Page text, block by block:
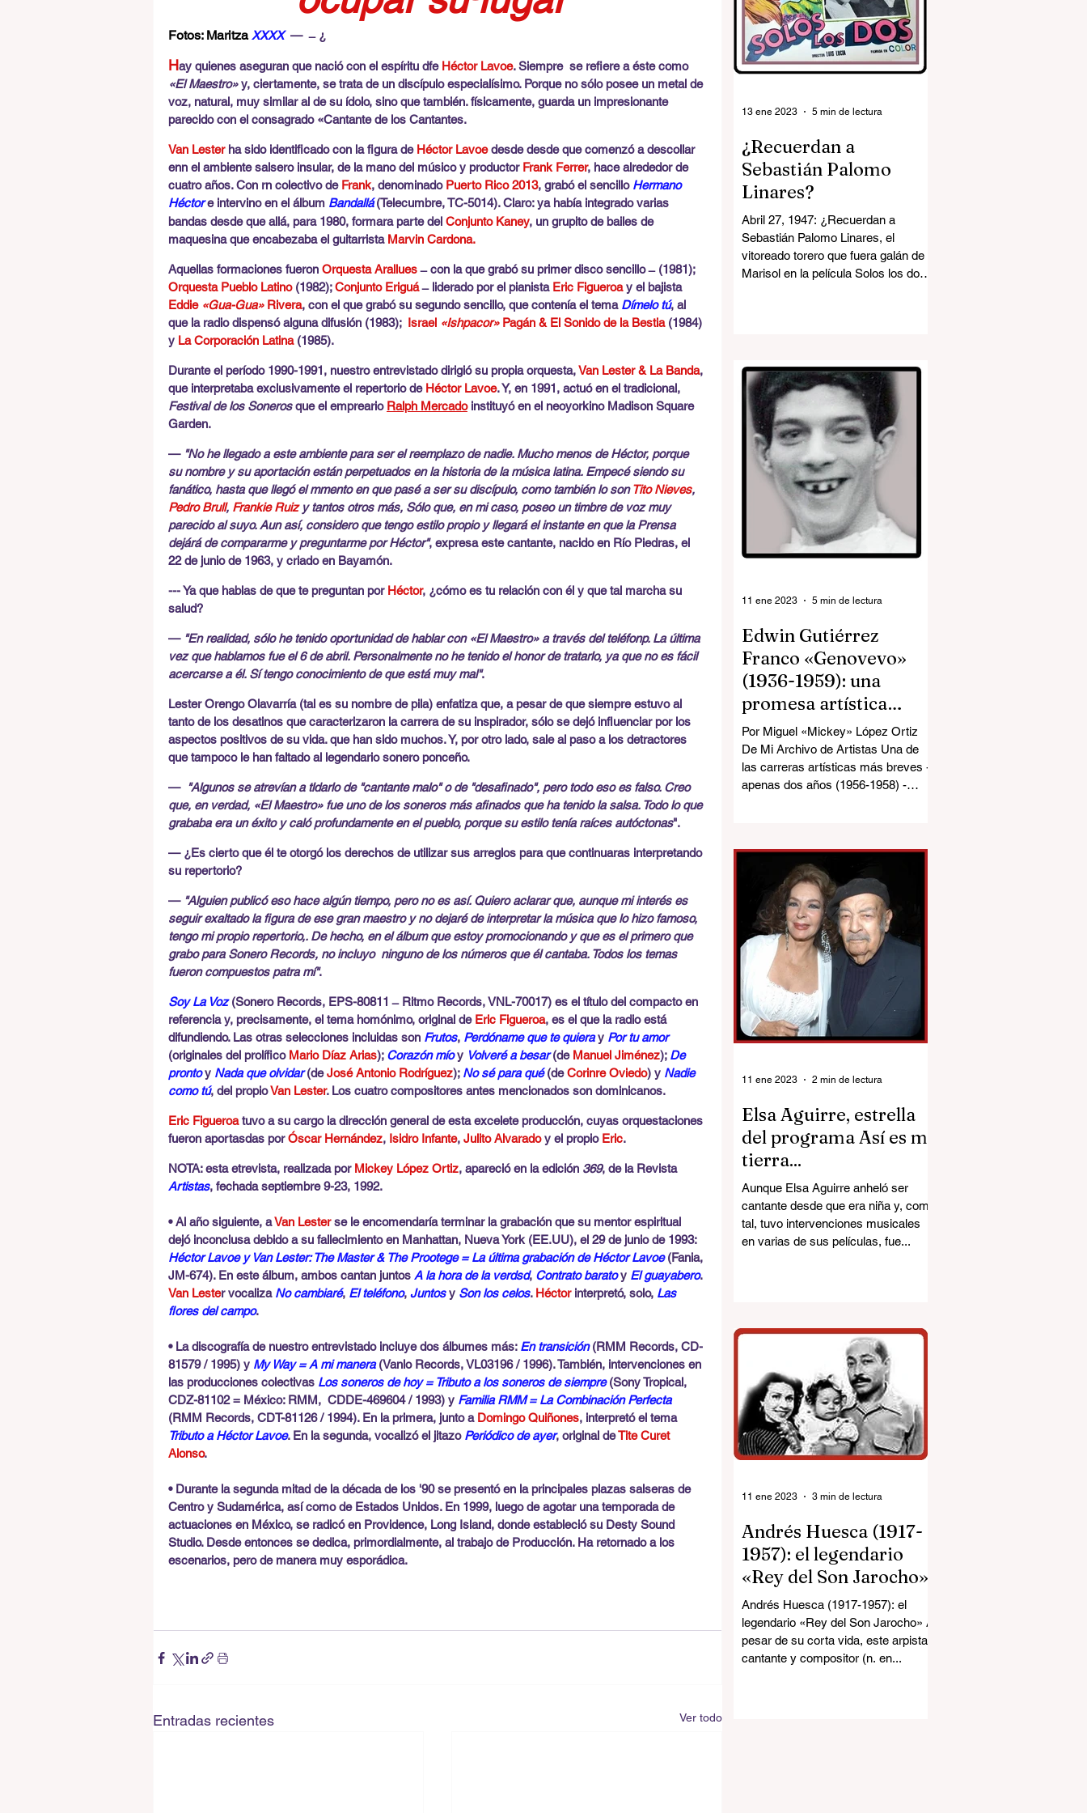
Fotos: Maritza XXXX —   ̶  ¿
Hay quienes aseguran que nació con el espíritu dfe Héctor Lavoe. Siempre  se refiere a éste como
«El Maestro» y, ciertamente, se trata de un discípulo especialísimo. Porque no sólo posee un metal de
voz, natural, muy similar al de su ídolo, sino que también. físicamente, guarda un impresionante
parecido con el consagrado «Cantante de los Cantantes.
Van Lester ha sido identificado con la figura de Héctor Lavoe desde desde que comenzó a descollar
enn el ambiente salsero insular, de la mano del músico y productor Frank Ferrer, hace alrededor de
cuatro años. Con rn colectivo de Frank, denominado Puerto Rico 2013, grabó el sencillo Hermano
Héctor e intervino en el álbum Bandallá (Telecumbre, TC-5014). Claro: ya había integrado varias
bandas desde que allá, para 1980, formara parte del Conjunto Kaney, un grupito de bailes de
maquesina que encabezaba el guitarrista Marvin Cardona.
Aquellas formaciones fueron Orquesta Arallues ̶ con la que grabó su primer disco sencillo ̶ (1981);
Orquesta Pueblo Latino (1982); Conjunto Eriguá ̶ liderado por el pianista Eric Figueroa y el bajista
Eddie «Gua-Gua» Rivera, con el que grabó su segundo sencillo, que contenía el tema Dímelo tú, al
que la radio dispensó alguna difusión (1983); Israel «Ishpacor» Pagán & El Sonido de la Bestia (1984)
y La Corporación Latina (1985).
Durante el período 1990-1991, nuestro entrevistado dirigió su propia orquesta, Van Lester & La Banda,
que interpretaba exclusivamente el repertorio de Héctor Lavoe. Y, en 1991, actuó en el tradicional,
Festival de los Soneros que el empreario Ralph Mercado instituyó en el neoyorkino Madison Square
Garden.
— "No he llegado a este ambiente para ser el reemplazo de nadie. Mucho menos de Héctor, porque
su nombre y su aportación están perpetuados en la historia de la música latina. Empecé siendo su
fanático, hasta que llegó el mmento en que pasé a ser su discípulo, como también lo son Tito Nieves,
Pedro Brull, Frankie Ruiz y tantos otros más, Sólo que, en mi caso, poseo un timbre de voz muy
parecido al suyo. Aun así, considero que tengo estilo propio y llegará el instante en que la Prensa
dejárá de compararme y preguntarme por Héctor", expresa este cantante, nacido en Río Piedras, el
22 de junio de 1963, y criado en Bayamón.
--- Ya que hablas de que te preguntan por Héctor, ¿cómo es tu relación con él y que tal marcha su
salud?
— "En realidad, sólo he tenido oportunidad de hablar con «El Maestro» a través del teléfonp. La última
vez que hablamos fue el 6 de abril. Personalmente no he tenido el honor de tratarlo, ya que no es fácil
acercarse a él. Sí tengo conocimiento de que está muy mal".
Lester Orengo Olavarría (tal es su nombre de pila) enfatiza que, a pesar de que siempre estuvo al
tanto de los desatinos que caracterizaron la carrera de su inspirador, sólo se dejó influenciar por los
aspectos positivos de su vida. que han sido muchos. Y, por otro lado, sale al paso a los detractores
que tampoco le han faltado al legendario sonero ponceño.
— "Algunos se atrevían a tldarlo de "cantante malo" o de "desafinado", pero todo eso es falso. Creo
que, en verdad, «El Maestro» fue uno de los soneros más afinados que ha tenido la salsa. Todo lo que
grababa era un éxito y caló profundamente en el pueblo, porque su estilo tenía raíces autóctonas".
— ¿Es cierto que él te otorgó los derechos de utilizar sus arreglos para que continuaras interpretando
su repertorio?
— "Alguien publicó eso hace algún tiempo, pero no es así. Quiero aclarar que, aunque mi interés es
seguir exaltado la figura de ese gran maestro y no dejaré de interpretar la música que lo hizo famoso,
tengo mi propio repertorio,. De hecho, en el álbum que estoy promocionando y que es el primero que
grabo para Sonero Records, no incluyo  ninguno de los números que él cantaba. Todos los temas
fueron compuestos patra mí".
Soy La Voz (Sonero Records, EPS-80811  ̶  Ritmo Records, VNL-70017) es el título del compacto en
referencia y, precisamente, el tema homónimo, original de Eric Figueroa, es el que la radio está
difundiendo. Las otras selecciones incluidas son Frutos, Perdóname que te quiera y Por tu amor
(originales del prolífico Mario Díaz Arias); Corazón mío y Volveré a besar (de Manuel Jiménez); De
pronto y Nada que olvidar (de José Antonio Rodríguez); No sé para qué (de Corinre Oviedo) y Nadie
como tú, del propio Van Lester. Los cuatro compositores antes mencionados son dominicanos.
Eric Figueroa tuvo a su cargo la dirección general de esta excelete producción, cuyas orquestaciones
fueron aportasdas por Óscar Hernández, Isidro Infante, Julito Alvarado y el propio Eric.
NOTA: esta etrevista, realizada por Mickey López Ortiz, apareció en la edición 369, de la Revista
Artistas, fechada septiembre 9-23, 1992.
• Al año siguiente, a Van Lester se le encomendaría terminar la grabación que su mentor espiritual
dejó inconclusa debido a su fallecimiento en Manhattan, Nueva York (EE.UU), el 29 de junio de 1993:
Héctor Lavoe y Van Lester: The Master & The Prootege = La última grabación de Héctor Lavoe (Fania,
JM-674). En este álbum, ambos cantan juntos A la hora de la verdsd, Contrato barato y El guayabero.
Van Lester vocaliza No cambiaré, El teléfono, Juntos y Son los celos. Héctor interpretó, solo, Las
flores del campo.
• La discografía de nuestro entrevistado incluye dos álbumes más: En transición (RMM Records, CD-
81579 / 1995) y My Way = A mi manera (Vanlo Records, VL03196 / 1996). También, intervenciones en
las producciones colectivas Los soneros de hoy = Tributo a los soneros de siempre (Sony Tropical,
CDZ-81102 = México: RMM,  CDDE-469604 / 1993) y Familia RMM = La Combinación Perfecta
(RMM Records, CDT-81126 / 1994). En la primera, junto a Domingo Quiñones, interpretó el tema
Tributo a Héctor Lavoe. En la segunda, vocalizó el jitazo Periódico de ayer, original de Tite Curet
Alonso.
• Durante la segunda mitad de la década de los '90 se presentó en la principales plazas salseras de
Centro y Sudamérica, así como de Estados Unidos. En 1999, luego de agotar una temporada de
actuaciones en México, se radicó en Providence, Long Island, donde estableció su Desty Sound
Studio. Desde entonces se dedica, primordialmente, al trabajo de Producción. Ha retornado a los
escenarios, pero de manera muy esporádica.
Entradas recientes Ver todo
¿Recuerdan a
Sebastián Palomo
Linares?
Abril 27, 1947: ¿Recuerdan a
Sebastián Palomo Linares, el
vitoreado torero que fuera galán de
Marisol en la película Solos los dos
13 ene 2023 5 min de lectura
Edwin Gutiérrez
Franco «Genovevo»
(1936-1959): una
promesa artística
boricua ida a
destiempo.
Por Miguel «Mickey» López Ortiz
De Mi Archivo de Artistas Una de
las carreras artísticas más breves -
apenas dos años (1956-1958) -
11 ene 2023 5 min de lectura
Elsa Aguirre, estrella
del programa Así es mi
tierra...
Aunque Elsa Aguirre anheló ser
cantante desde que era niña y, como
tal, tuvo intervenciones musicales
en varias de sus películas, fue...
11 ene 2023 2 min de lectura
Andrés Huesca (1917-
1957): el legendario
«Rey del Son Jarocho»
Andrés Huesca (1917-1957): el
legendario «Rey del Son Jarocho» A
pesar de su corta vida, este arpista,
cantante y compositor (n. en...
11 ene 2023 3 min de lectura